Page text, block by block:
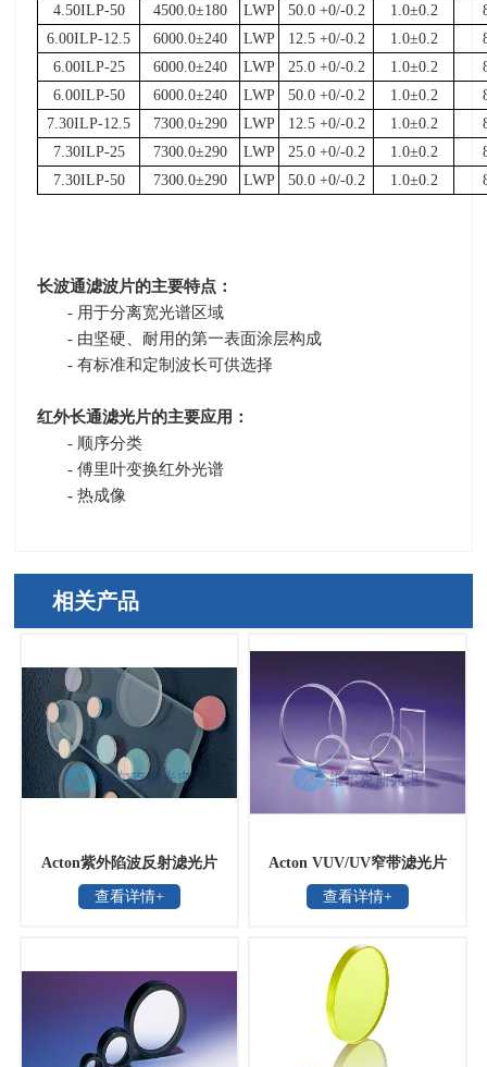
4.50ILP-50
4500.0±180 LWP 50.0 +0/-0.2 1.0±0.2
6.00ILP-12.5
6000.0±240 LWP 12.5 +0/-0.2 1.0±0.2
6.00ILP-25
6000.0±240 LWP 25.0 +0/-0.2 1.0±0.2
6.00ILP-50
6000.0±240 LWP 50.0 +0/-0.2 1.0±0.2
7.30ILP-12.5
7300.0±290 LWP 12.5 +0/-0.2 1.0±0.2
7.30ILP-25
7300.0±290 LWP 25.0 +0/-0.2 1.0±0.2
7.30ILP-50
7300.0±290 LWP 50.0 +0/-0.2 1.0±0.2
长波通滤波片的主要特点：
- 用于分离宽光谱区域
- 由坚硬、耐用的第一表面涂层构成
- 有标准和定制波长可供选择
红外长通滤光片的主要应用：
- 顺序分类
- 傅里叶变换红外光谱
-热成像
相关产品
Acton紫外陷波反射滤光片
查看详情+
Acton VUV/UV窄带滤光片
查看详情+